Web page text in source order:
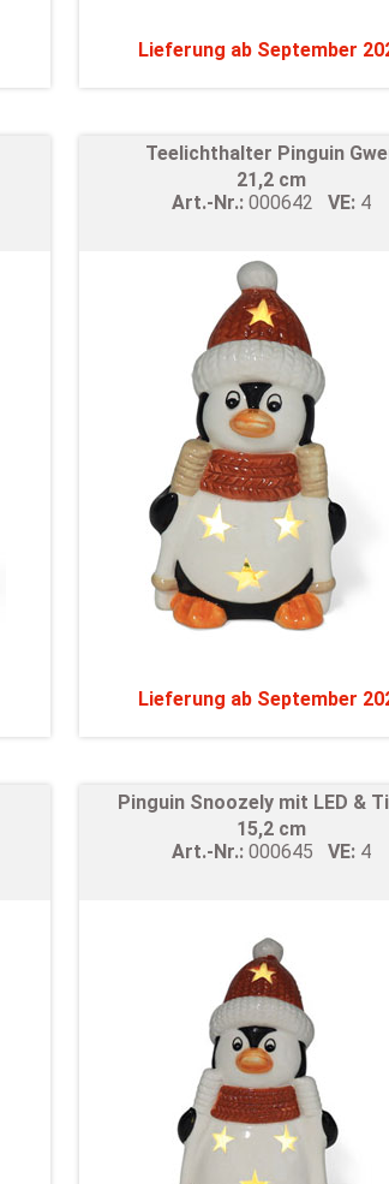
Lieferung ab September
Teelichthalter Pinguin
21,2 cm
Art.-Nr.:000642VE: 4
Lieferung ab September
Pinguin Snoozely mit LED &
15,2 cm
Art.-Nr.:000645VE: 4